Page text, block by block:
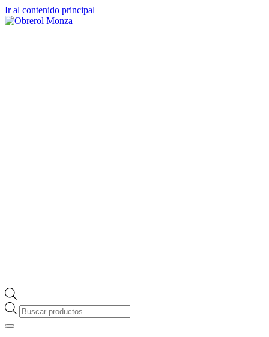
Ir al contenido principal
Búsqueda
de